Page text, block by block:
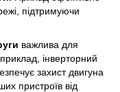
підтримуючи
важлива для
інверторний
захист двигуна
пристроїв від